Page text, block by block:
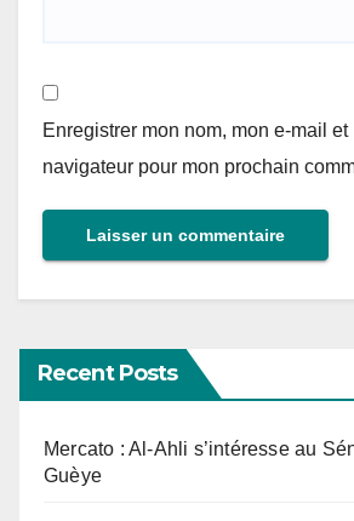
Enregistrer mon nom, mon e-mail
navigateur pour mon prochain
Recent Posts
Mercato : Al-Ahli s’intéresse au
Guèye